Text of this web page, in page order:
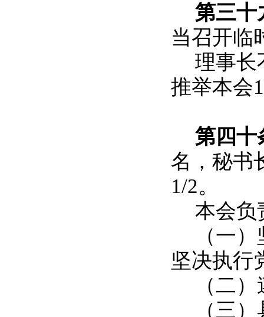
第三十
当召开临
理事长
推举本会
第四
名，秘书
1/2。
本会负
（一
坚决执行
（二
（三